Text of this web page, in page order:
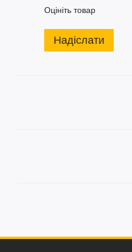
Оцініть товар
Надіслати